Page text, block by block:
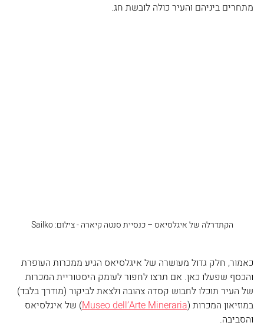
מתחרים ביניהם והעיר כולה לובשת חג.
הקתדרלה של איגלסיאס – כנסיית סנטה קיארה - צילום: Sailko
כאמור, חלק גדול מעושרה של איגלסיאס הגיע ממכרות העופרת
והכסף שפעלו כאן. אם תרצו לחפור לעומק היסטוריית המכרות
של העיר תוכלו לחבוש קסדה צהובה ולצאת לביקור (מודרך בלבד)
במוזיאון המכרות (Museo dell’Arte Mineraria) של איגלסיאס
והסביבה.